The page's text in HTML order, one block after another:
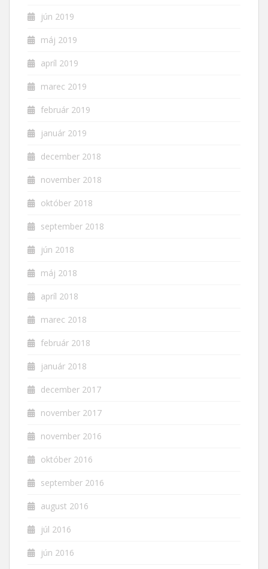
jún 2019
máj 2019
apríl 2019
marec 2019
február 2019
január 2019
december 2018
november 2018
október 2018
september 2018
jún 2018
máj 2018
apríl 2018
marec 2018
február 2018
január 2018
december 2017
november 2017
november 2016
október 2016
september 2016
august 2016
júl 2016
jún 2016